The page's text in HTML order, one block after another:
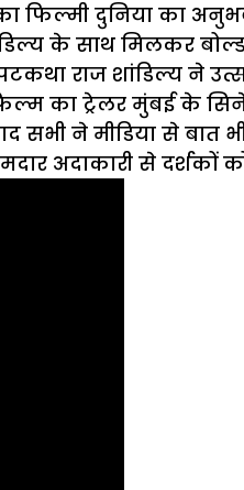
दुनिया का
के साथ मिलकर
पटकथा राज शांडिल्य ने
का ट्रेलर मुंबई के
सभी ने मीडिया से
अदाकारी से दर्शकों को